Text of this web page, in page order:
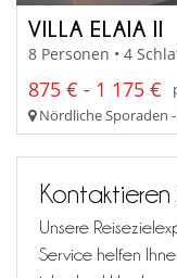
VILLA ELAIA II
8 Personen • 4
875 € - 1 175 €
Nördliche Sporaden
Kontaktieren
Unsere
Service helfen